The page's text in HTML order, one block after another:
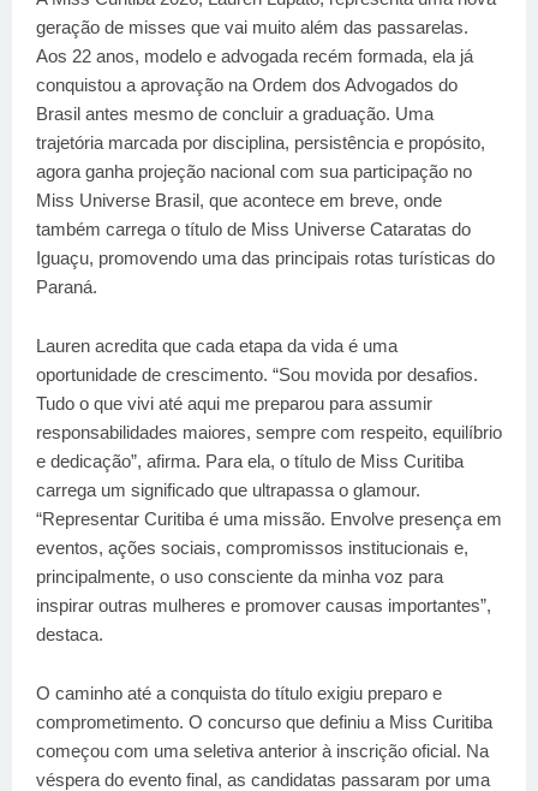
geração de misses que vai muito além das passarelas.
Aos 22 anos, modelo e advogada recém formada, ela já
conquistou a aprovação na Ordem dos Advogados do
Brasil antes mesmo de concluir a graduação. Uma
trajetória marcada por disciplina, persistência e propósito,
agora ganha projeção nacional com sua participação no
Miss Universe Brasil, que acontece em breve, onde
também carrega o título de Miss Universe Cataratas do
Iguaçu, promovendo uma das principais rotas turísticas do
Paraná.
Lauren acredita que cada etapa da vida é uma
oportunidade de crescimento. “Sou movida por desafios.
Tudo o que vivi até aqui me preparou para assumir
responsabilidades maiores, sempre com respeito, equilíbrio
e dedicação”, afirma. Para ela, o título de Miss Curitiba
carrega um significado que ultrapassa o glamour.
“Representar Curitiba é uma missão. Envolve presença em
eventos, ações sociais, compromissos institucionais e,
principalmente, o uso consciente da minha voz para
inspirar outras mulheres e promover causas importantes”,
destaca.
O caminho até a conquista do título exigiu preparo e
comprometimento. O concurso que definiu a Miss Curitiba
começou com uma seletiva anterior à inscrição oficial. Na
véspera do evento final, as candidatas passaram por uma